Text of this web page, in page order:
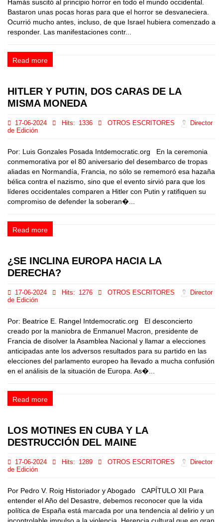
Hamás suscitó al principio horror en todo el mundo occidental.
Bastaron unas pocas horas para que el horror se desvaneciera.
Ocurrió mucho antes, incluso, de que Israel hubiera comenzado a
responder. Las manifestaciones contr...
Read more
HITLER Y PUTIN, DOS CARAS DE LA
MISMA MONEDA
17-06-2024 Hits: 1336 OTROS ESCRITORES
Director
de Edición
Por: Luis Gonzales Posada Intdemocratic.org En la ceremonia
conmemorativa por el 80 aniversario del desembarco de tropas
aliadas en Normandía, Francia, no sólo se rememoró esa hazaña
bélica contra el nazismo, sino que el evento sirvió para que los
líderes occidentales comparen a Hitler con Putin y ratifiquen su
compromiso de defender la soberan�...
Read more
¿SE INCLINA EUROPA HACIA LA
DERECHA?
17-06-2024 Hits: 1276 OTROS ESCRITORES
Director
de Edición
Por: Beatrice E. Rangel Intdemocratic.org El desconcierto
creado por la maniobra de Enmanuel Macron, presidente de
Francia de disolver la Asamblea Nacional y llamar a elecciones
anticipadas ante los adversos resultados para su partido en las
elecciones del parlamento europeo ha llevado a mucha confusión
en el análisis de la situación de Europa. As�...
Read more
LOS MOTINES EN CUBA Y LA
DESTRUCCIÓN DEL MAINE
17-06-2024 Hits: 1289 OTROS ESCRITORES
Director
de Edición
Por Pedro V. Roig Historiador y Abogado CAPÍTULO XII Para
entender el Año del Desastre, debemos reconocer que la vida
política de España está marcada por una tendencia al delirio y un
incontrolable impulso a la violencia. Herencia cultural que en gran